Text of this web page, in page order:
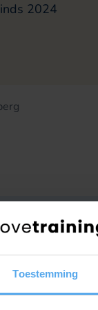
Toestemming
2024